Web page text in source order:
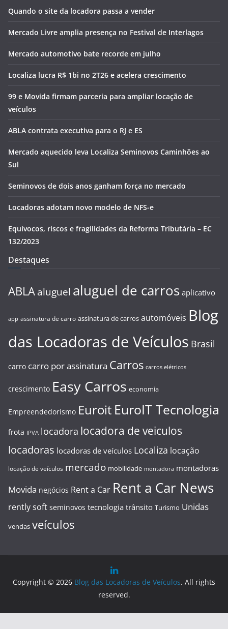
Quando o site da locadora passa a vender
Mercado Livre amplia presença no Festival de Interlagos
Mercado automotivo bate recorde em julho
Localiza lucra R$ 1bi no 2T26 e acelera crescimento
99 e Movida firmam parceria para ampliar locação de
veículos
ABLA contrata executiva para o RJ e ES
Mercado aquecido leva Localiza Seminovos Caminhões ao
Sul
Seminovos de dois anos ganham força no mercado
Locadoras adotam novo modelo de NFS-e
Equívocos, riscos e fragilidades da Reforma Tributária – EC
132/2023
Destaques
ABLA aluguel aluguel de carros aplicativo
app assinatura de carro assinatura de carros automóveis Blog
das Locadoras de Veículos Brasil
carro carro por assinatura Carros carros elétricos
crescimento Easy Carros economia
Empreendedorismo Euroit EuroIT Tecnologia
frota IPVA locadora locadora de veiculos
locadoras locadoras de veículos Localiza locação
locação de veículos mercado mobilidade montadora montadoras
Movida negócios Rent a Car Rent a Car News
rently soft seminovos tecnologia trânsito Turismo Unidas
vendas veículos
Copyright © 2026 Blog das Locadoras de Veículos. All rights
reserved.